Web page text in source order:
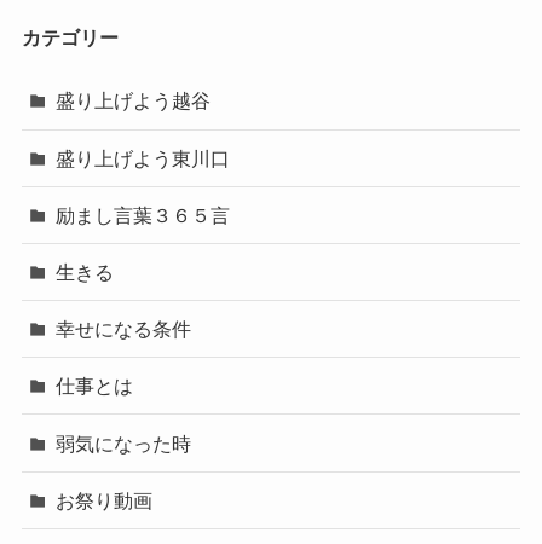
カテゴリー
盛り上げよう越谷
盛り上げよう東川口
励まし言葉３６５言
生きる
幸せになる条件
仕事とは
弱気になった時
お祭り動画